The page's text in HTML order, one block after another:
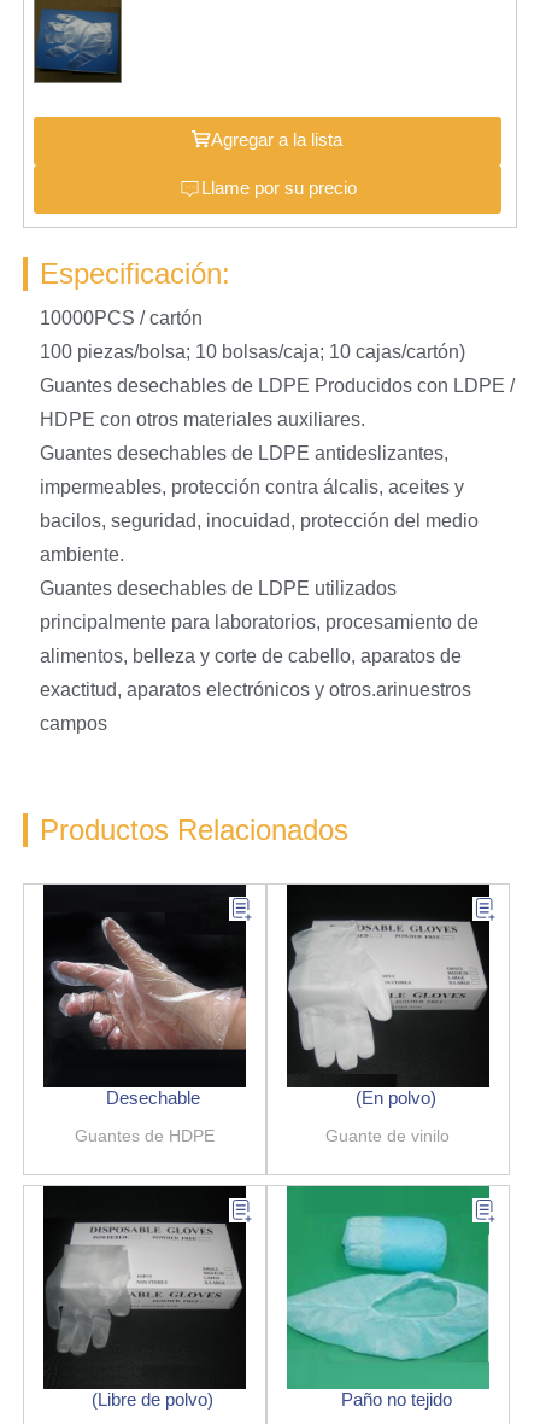
Agregar a la lista
Llame por su precio
Especificación:
10000PCS / cartón
100 piezas/bolsa; 10 bolsas/caja; 10 cajas/cartón)
Guantes desechables de LDPE Producidos con LDPE /
HDPE con otros materiales auxiliares.
Guantes desechables de LDPE antideslizantes,
impermeables, protección contra álcalis, aceites y
bacilos, seguridad, inocuidad, protección del medio
ambiente.
Guantes desechables de LDPE utilizados
principalmente para laboratorios, procesamiento de
alimentos, belleza y corte de cabello, aparatos de
exactitud, aparatos electrónicos y otros.arinuestros
campos
Productos Relacionados
Desechable
Guantes de HDPE
(En polvo)
Guante de vinilo
(Libre de polvo) Paño no tejido